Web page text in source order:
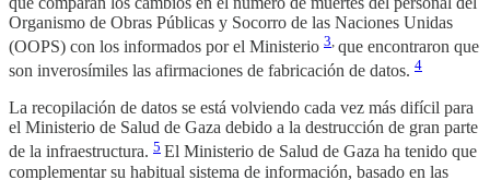
Organismo de Obras Públicas y Socorro de las Naciones Unidas
(OOPS) con los informados por el Ministerio 3 que encontraron que
son inverosímiles las afirmaciones de fabricación de datos. 4
La recopilación de datos se está volviendo cada vez más difícil para
el Ministerio de Salud de Gaza debido a la destrucción de gran parte
de la infraestructura. 5 El Ministerio de Salud de Gaza ha tenido que
complementar su habitual sistema de información, basado en las